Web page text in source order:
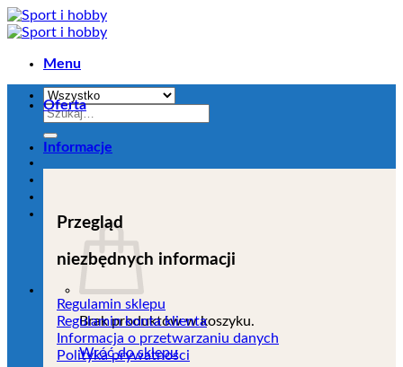
Przejdź
do
Menu
Szukaj:
Brak produktów w koszyku.
Wróć do sklepu
Oferta
Informacje
Przegląd
niezbędnych informacji
Regulamin sklepu
Regulamin konta klienta
Informacja o przetwarzaniu danych
Polityka prywatności